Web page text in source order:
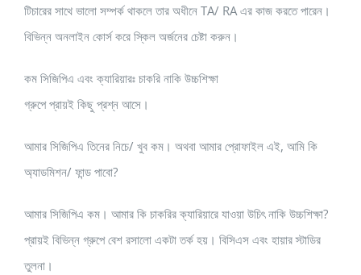
টিচারের সাথে ভালো সম্পর্ক থাকলে তার অধীনে TA/ RA এর কাজ করতে পারেন।
বিভিন্ন অনলাইন কোর্স করে স্কিল অর্জনের চেষ্টা করুন।
কম সিজিপিএ এবং ক্যারিয়ারঃ চাকরি নাকি উচ্চশিক্ষা
গ্রুপে প্রায়ই কিছু প্রশ্ন আসে।
আমার সিজিপিএ তিনের নিচে/ খুব কম। অথবা আমার প্রোফাইল এই, আমি কি
অ্যাডমিশন/ ফান্ড পাবো?
আমার সিজিপিএ কম। আমার কি চাকরির ক্যারিয়ারে যাওয়া উচিৎ নাকি উচ্চশিক্ষা?
প্রায়ই বিভিন্ন গ্রুপে বেশ রসালো একটা তর্ক হয়। বিসিএস এবং হায়ার স্টাডির
তুলনা।